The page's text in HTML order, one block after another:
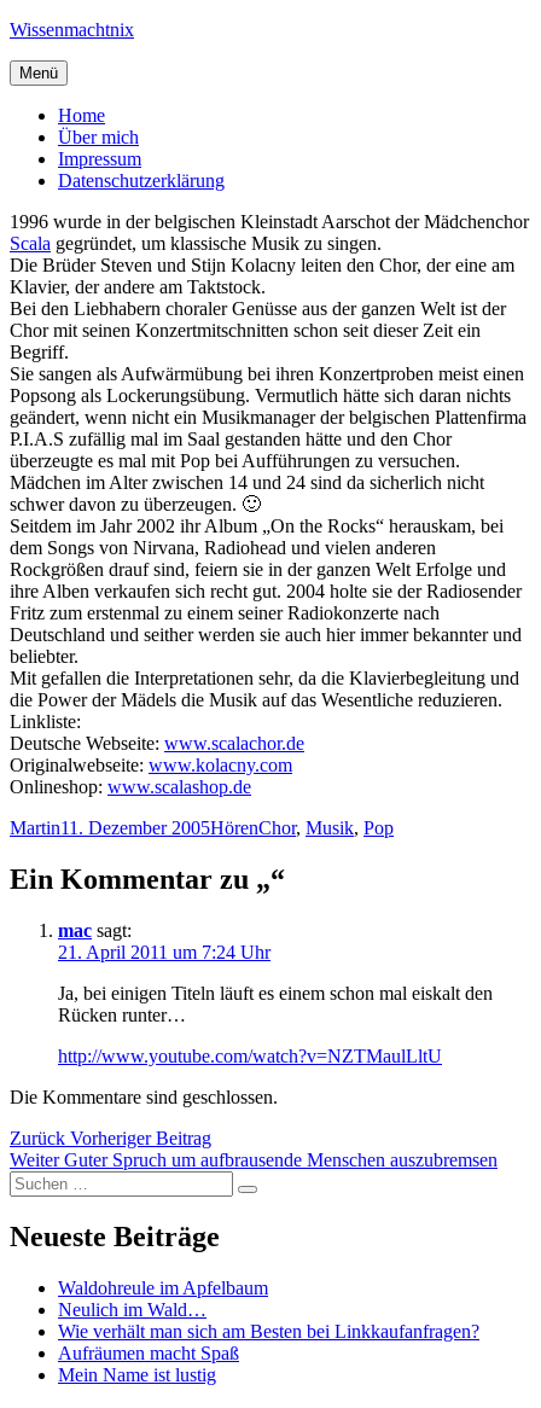
Zum
springen
Wissenmachtnix
Menü
Home
Über mich
Impressum
Datenschutzerklärung
1996 wurde in der belgischen Kleinstadt Aarschot der Mädchenchor
Scala gegründet, um klassische Musik zu singen.
Die Brüder Steven und Stijn Kolacny leiten den Chor, der eine am
Klavier, der andere am Taktstock.
Bei den Liebhabern choraler Genüsse aus der ganzen Welt ist der
Chor mit seinen Konzertmitschnitten schon seit dieser Zeit ein
Begriff.
Sie sangen als Aufwärmübung bei ihren Konzertproben meist einen
Popsong als Lockerungsübung. Vermutlich hätte sich daran nichts
geändert, wenn nicht ein Musikmanager der belgischen Plattenfirma
P.I.A.S zufällig mal im Saal gestanden hätte und den Chor
überzeugte es mal mit Pop bei Aufführungen zu versuchen.
Mädchen im Alter zwischen 14 und 24 sind da sicherlich nicht
schwer davon zu überzeugen. 🙂
Seitdem im Jahr 2002 ihr Album „On the Rocks“ herauskam, bei
dem Songs von Nirvana, Radiohead und vielen anderen
Rockgrößen drauf sind, feiern sie in der ganzen Welt Erfolge und
ihre Alben verkaufen sich recht gut. 2004 holte sie der Radiosender
Fritz zum erstenmal zu einem seiner Radiokonzerte nach
Deutschland und seither werden sie auch hier immer bekannter und
beliebter.
Mit gefallen die Interpretationen sehr, da die Klavierbegleitung und
die Power der Mädels die Musik auf das Wesentliche reduzieren.
Linkliste:
Deutsche Webseite: www.scalachor.de
Originalwebseite: www.kolacny.com
Onlineshop: www.scalashop.de
Autor
MartinVeröffentlicht
11. Dezember 2005Kategorien
HörenSchlagwörter
Chor, Musik, Pop
Ein Kommentar zu „“
mac sagt:
21. April 2011 um 7:24 Uhr
Ja, bei einigen Titeln läuft es einem schon mal eiskalt den
Rücken runter…
http://www.youtube.com/watch?v=NZTMaulLltU
Die Kommentare sind geschlossen.
Beitragsnavigation
Zurück Vorheriger
Beitrag:
Vorheriger Beitrag
Weiter Nächster
Beitrag:
Guter Spruch um aufbrausende Menschen auszubremsen
Suchen
nach:
Suchen
Neueste Beiträge
Waldohreule im Apfelbaum
Neulich im Wald…
Wie verhält man sich am Besten bei Linkkaufanfragen?
Aufräumen macht Spaß
Mein Name ist lustig